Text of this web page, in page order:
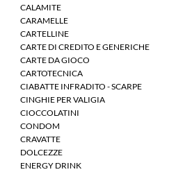
CALAMITE
CARAMELLE
CARTELLINE
CARTE DI CREDITO E GENERICHE
CARTE DA GIOCO
CARTOTECNICA
CIABATTE INFRADITO - SCARPE
CINGHIE PER VALIGIA
CIOCCOLATINI
CONDOM
CRAVATTE
DOLCEZZE
ENERGY DRINK